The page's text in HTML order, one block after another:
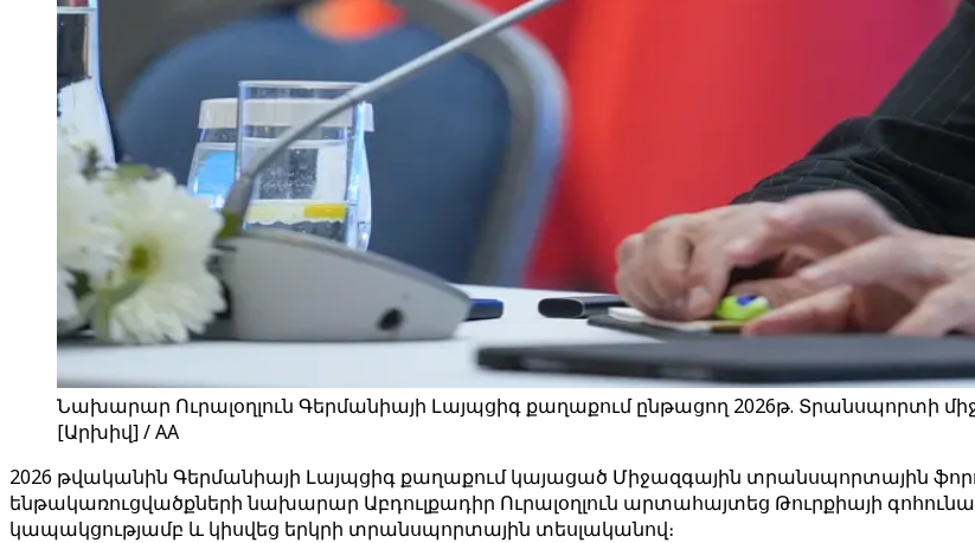
Նախարար Ուրալօղլուն Գերմանիայի Լայպցիգ քաղաքում ընթացող 2026թ. Տրանսպորտի
[Արխիվ] / AA
2026 թվականին Գերմանիայի Լայպցիգ քաղաքում կայացած Միջազգային տրանսպորտային
ենթակառուցվածքների նախարար Աբդուլքադիր Ուրալօղլուն արտահայտեց Թուրքիայի
կապակցությամբ և կիսվեց երկրի տրանսպորտային տեսլականով։